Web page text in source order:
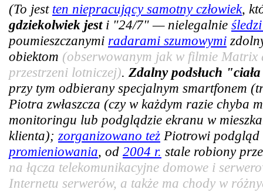
(To jest ten niepracujący samotny człowiek,
gdziekolwiek jesti "24/7" — nielegalnie
poumieszczanymi radarami szumowymi
obiektom (obserwowanym jak w filmie
przestrzeni lotniczej). Zdalny podsłuch
przy tym odbierany specjalnym smartfonem
Piotra zwłaszcza (czy w każdym razie chyba
monitoringu lub podglądzie ekranu w
klienta); zorganizowano też Piotrowi
promieniowania, od 2004 r. stale robiony
na łącza telekomunikacyjne domowe i
Internetu serwerów, a także ma chody w